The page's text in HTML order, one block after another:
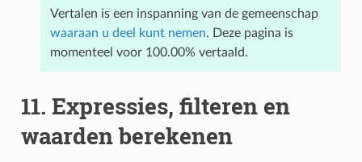
Vertalen is een inspanning van de gemeenschap
waaraan u deel kunt nemen. Deze pagina is
momenteel voor 100.00% vertaald.
11. Expressies, filteren en
waarden berekenen